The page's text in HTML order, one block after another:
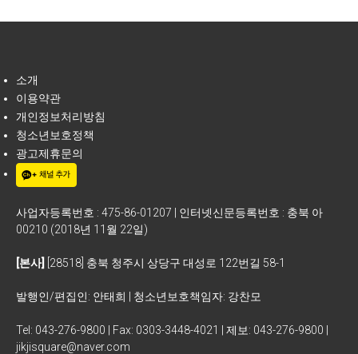
소개
이용약관
개인정보처리방침
청소년보호정책
광고제휴문의
사업자등록번호 : 475-86-01207 | 인터넷신문등록번호 : 충북 아
00210 (2018년 11월 22일)
[본사] [28518] 충북 청주시 상당구 대성로 122번길 58-1
발행인/편집인: 안태희 | 청소년보호책임자: 강찬모
Tel: 043-276-9800 | Fax: 0303-3448-4021 | 제보: 043-276-9800 |
jikjisquare@naver.com